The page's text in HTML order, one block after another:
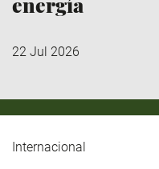
22 Jul 2026
Internacional